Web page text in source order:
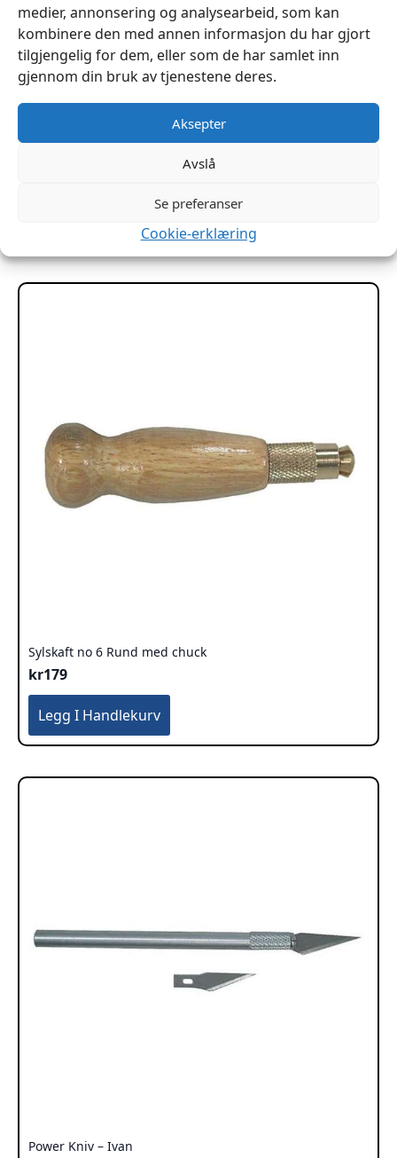
medier, annonsering og analysearbeid, som kan
kombinere den med annen informasjon du har gjort
tilgjengelig for dem, eller som de har samlet inn
gjennom din bruk av tjenestene deres.
Aksepter
Avslå
Se preferanser
Cookie-erklæring
Knappenåler No3 50mm (Tynne)
Sylskaft no 6 Rund med chuck
kr179
Legg I Handlekurv
Power Kniv – Ivan